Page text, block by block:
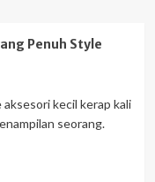
Penuh Style
kecil kerap kali
seorang.